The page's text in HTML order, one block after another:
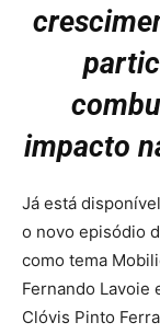
impacto
Já está
o novo episódio
como tema
Fernando
Clóvis Pinto